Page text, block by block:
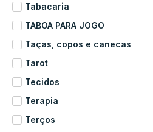
Tabacaria
TABOA PARA JOGO
Taças, copos e canecas
Tarot
Tecidos
Terapia
Terços